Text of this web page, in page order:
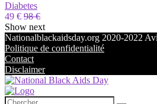
Diabetes
49 € 98 €
Show next
Nationalblackaidsday.org 2020-2022
Politique de confidentialité
Contact
Disclaimer